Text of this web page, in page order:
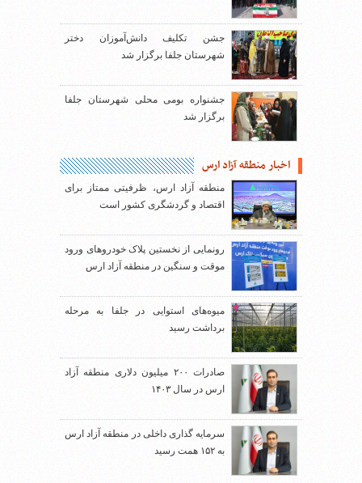
جشن تکلیف دانش‌آموزان دختر
شهرستان جلفا برگزار شد
جشنواره بومی محلی شهرستان جلفا
برگزار شد
اخبار منطقه آزاد ارس
منطقه آزاد ارس، ظرفیتی ممتاز برای
اقتصاد و گردشگری کشور است
رونمایی از نخستین پلاک خودروهای ورود
موقت و سنگین در منطقه آزاد ارس
میوه‌های استوایی در جلفا به مرحله
برداشت رسید
صادرات ۲۰۰ میلیون دلاری منطقه آزاد
ارس در سال ۱۴۰۳
سرمایه گذاری داخلی در منطقه آزاد ارس
به ۱۵۲ همت رسید